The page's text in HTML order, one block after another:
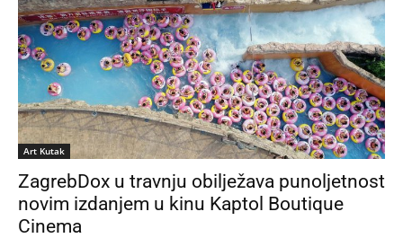
Art Kutak
ZagrebDox u travnju obilježava punoljetnost
novim izdanjem u kinu Kaptol Boutique
Cinema